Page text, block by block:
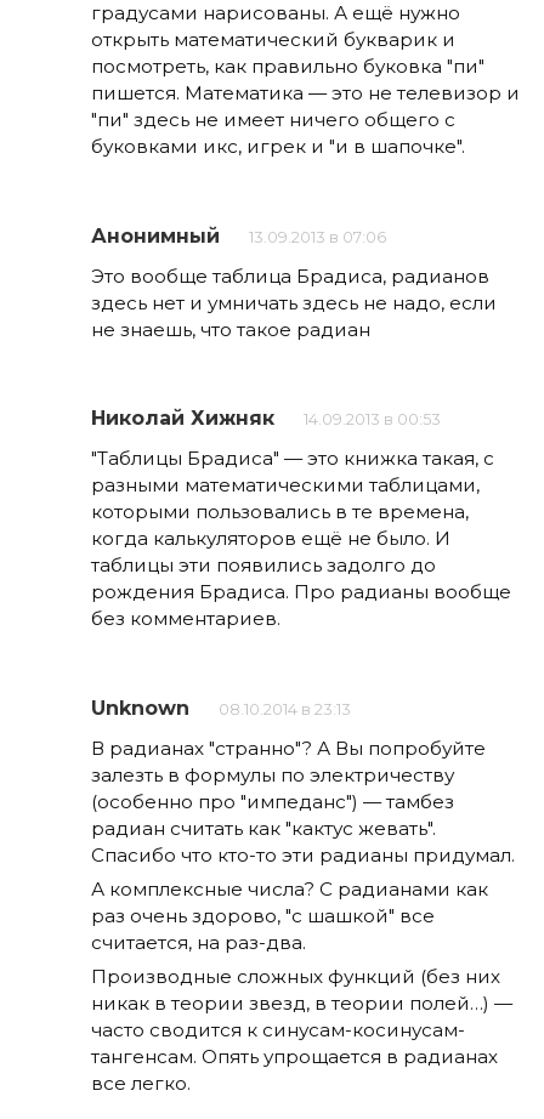
градусами нарисованы. А ещё нужно
открыть математический букварик и
посмотреть, как правильно буковка "пи"
пишется. Математика — это не телевизор и
"пи" здесь не имеет ничего общего с
буковками икс, игрек и "и в шапочке".
Анонимный 13.09.2013 в 07:06
Это вообще таблица Брадиса, радианов
здесь нет и умничать здесь не надо, если
не знаешь, что такое радиан
Николай Хижняк 14.09.2013 в 00:53
"Таблицы Брадиса" — это книжка такая, с
разными математическими таблицами,
которыми пользовались в те времена,
когда калькуляторов ещё не было. И
таблицы эти появились задолго до
рождения Брадиса. Про радианы вообще
без комментариев.
Unknown 08.10.2014 в 23:13
В радианах "странно"? А Вы попробуйте
залезть в формулы по электричеству
(особенно про "импеданс") — тамбез
радиан считать как "кактус жевать".
Спасибо что кто-то эти радианы придумал.
А комплексные числа? С радианами как
раз очень здорово, "с шашкой" все
считается, на раз-два.
Производные сложных функций (без них
никак в теории звезд, в теории полей…) —
часто сводится к синусам-косинусам-
тангенсам. Опять упрощается в радианах
все легко.